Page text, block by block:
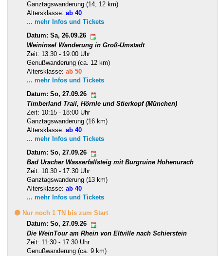
Ganztagswanderung (14, 12 km)
Altersklasse: ab 40
... mehr Infos und Tickets
Datum: Sa, 26.09.26
Weininsel Wanderung in Groß-Umstadt
Zeit: 13:30 - 19:00 Uhr
Genußwanderung (ca. 12 km)
Altersklasse: ab 50
... mehr Infos und Tickets
Datum: So, 27.09.26
Timberland Trail, Hörnle und Stierkopf (München)
Zeit: 10:15 - 18:00 Uhr
Ganztagswanderung (16 km)
Altersklasse: ab 40
... mehr Infos und Tickets
Datum: So, 27.09.26
Bad Uracher Wasserfallsteig mit Burgruine Hohenurach
Zeit: 10:30 - 17:30 Uhr
Ganztagswanderung (13 km)
Altersklasse: ab 40
... mehr Infos und Tickets
🟡 Nur noch 1 TN bis zum Start
Datum: So, 27.09.26
Die WeinTour am Rhein von Eltville nach Schierstein
Zeit: 11:30 - 17:30 Uhr
Genußwanderung (ca. 9 km)